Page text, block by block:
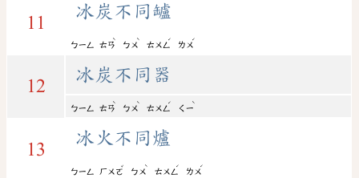
11
冰炭不同罏
ㄅㄧㄥ ㄊㄢ
ˋ
ㄅㄨ
ˋ
ㄊㄨㄥ
ˊ
ㄌㄨ
ˊ
12
冰炭不同器
ㄅㄧㄥ ㄊㄢ
ˋ
ㄅㄨ
ˋ
ㄊㄨㄥ
ˊ
ㄑㄧ
ˋ
13
冰火不同爐
ㄅㄧㄥ ㄏㄨㄛ
ˇ
ㄅㄨ
ˋ
ㄊㄨㄥ
ˊ
ㄌㄨ
ˊ